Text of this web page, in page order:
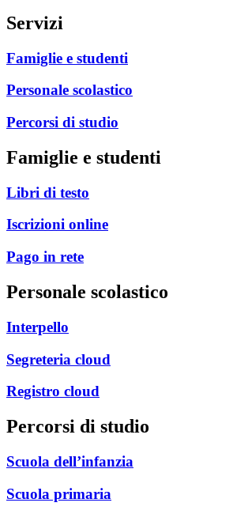
Servizi
Famiglie e studenti
Personale scolastico
Percorsi di studio
Famiglie e studenti
libri di testo
iscrizioni online
pago in rete
Personale scolastico
interpello
segreteria cloud
registro cloud
Percorsi di studio
scuola dell’infanzia
scuola primaria